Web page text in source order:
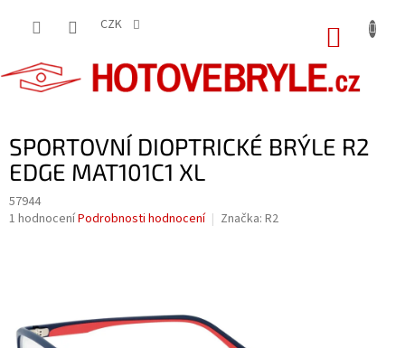
CZK
SPORTOVNÍ DIOPTRICKÉ BRÝLE R2
EDGE MAT101C1 XL
57944
Průměrné
hvězdiček.
1 hodnoceníPodrobnosti hodnocení Značka: R2